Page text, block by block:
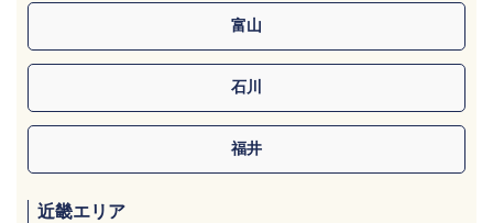
富山
石川
福井
近畿エリア